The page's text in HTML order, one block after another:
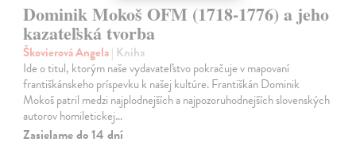
Dominik Mokoš OFM (1718-1776) a jeho
kazateľská tvorba
Škovierová Angela| Kniha
Ide o titul, ktorým naše vydavateľstvo pokračuje v mapovaní
františkánskeho príspevku k našej kultúre. Františkán Dominik
Mokoš patril medzi najplodnejších a najpozoruhodnejších slovenských
autorov homiletickej…
Zasielame do 14 dní